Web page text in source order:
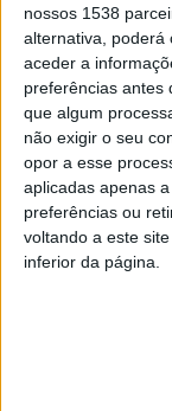
nossos 1538
alternativa, poderá
aceder a
preferências antes
que algum
não exigir o seu
opor a esse
aplicadas apenas
preferências ou
voltando a este
inferior da página.
animação
no domingo à
Recorde-se que
abril passado, e
regular do